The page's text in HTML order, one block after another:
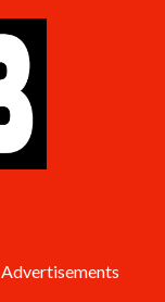
Advertisements